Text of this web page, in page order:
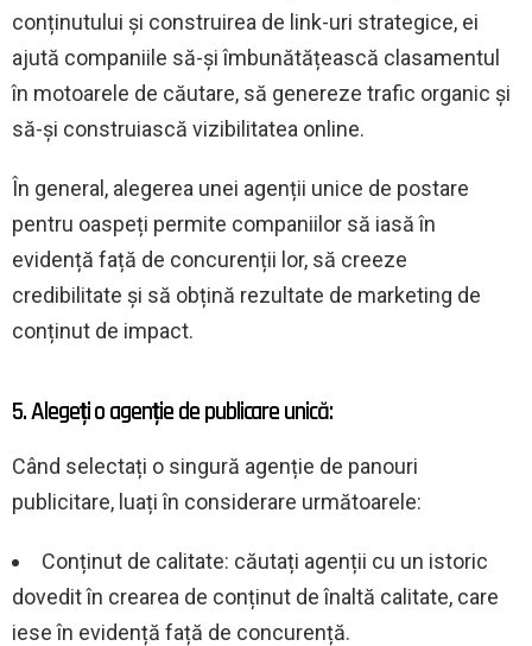
conținutului și construirea de link-uri strategice, ei
ajută companiile să-și îmbunătățească clasamentul
în motoarele de căutare, să genereze trafic organic și
să-și construiască vizibilitatea online.
În general, alegerea unei agenții unice de postare
pentru oaspeți permite companiilor să iasă în
evidență față de concurenții lor, să creeze
credibilitate și să obțină rezultate de marketing de
conținut de impact.
5. Alegeți o agenție de publicare unică:
Când selectați o singură agenție de panouri
publicitare, luați în considerare următoarele:
Conținut de calitate: căutați agenții cu un istoric
dovedit în crearea de conținut de înaltă calitate, care
iese în evidență față de concurență.